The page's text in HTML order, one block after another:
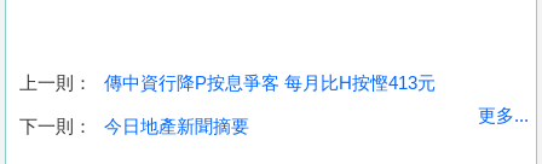
收
上一則： 傳中資行降P按息爭客 每月比H按慳413元
下一則： 今日地產新聞摘要
更多...